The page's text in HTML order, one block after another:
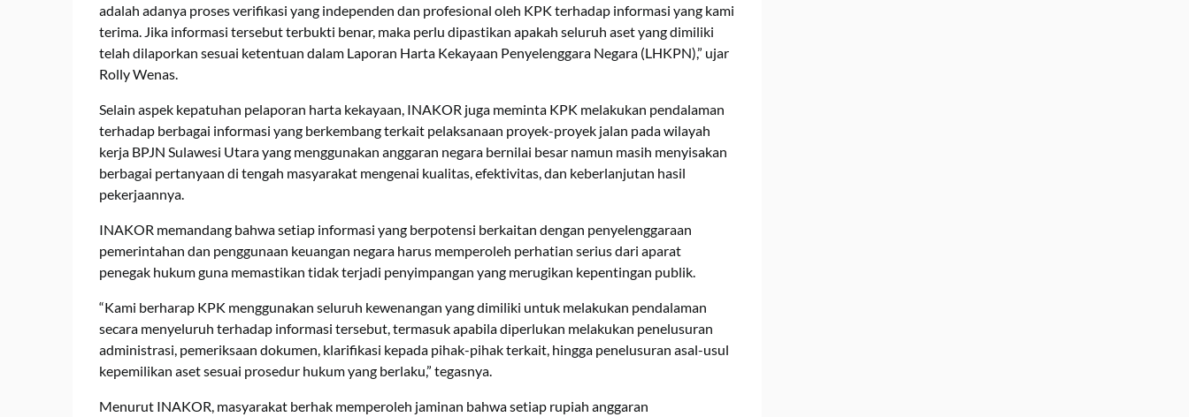
adalah adanya proses verifikasi yang independen dan profesional oleh KPK terhadap informasi yang kami
terima. Jika informasi tersebut terbukti benar, maka perlu dipastikan apakah seluruh aset yang dimiliki
telah dilaporkan sesuai ketentuan dalam Laporan Harta Kekayaan Penyelenggara Negara (LHKPN),” ujar
Rolly Wenas.
Selain aspek kepatuhan pelaporan harta kekayaan, INAKOR juga meminta KPK melakukan pendalaman
terhadap berbagai informasi yang berkembang terkait pelaksanaan proyek-proyek jalan pada wilayah
kerja BPJN Sulawesi Utara yang menggunakan anggaran negara bernilai besar namun masih menyisakan
berbagai pertanyaan di tengah masyarakat mengenai kualitas, efektivitas, dan keberlanjutan hasil
pekerjaannya.
INAKOR memandang bahwa setiap informasi yang berpotensi berkaitan dengan penyelenggaraan
pemerintahan dan penggunaan keuangan negara harus memperoleh perhatian serius dari aparat
penegak hukum guna memastikan tidak terjadi penyimpangan yang merugikan kepentingan publik.
“Kami berharap KPK menggunakan seluruh kewenangan yang dimiliki untuk melakukan pendalaman
secara menyeluruh terhadap informasi tersebut, termasuk apabila diperlukan melakukan penelusuran
administrasi, pemeriksaan dokumen, klarifikasi kepada pihak-pihak terkait, hingga penelusuran asal-usul
kepemilikan aset sesuai prosedur hukum yang berlaku,” tegasnya.
Menurut INAKOR, masyarakat berhak memperoleh jaminan bahwa setiap rupiah anggaran